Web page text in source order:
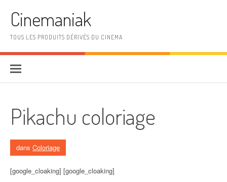
Cinemaniak
TOUS LES PRODUITS DÉRIVÉS DU CINEMA
Pikachu coloriage
dans Coloriage
[google_cloaking] [google_cloaking]